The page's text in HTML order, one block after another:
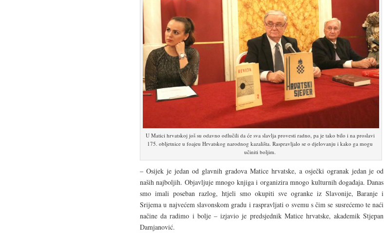
U Matici hrvatskoj još su odavno odlučili da će sva slavlja provesti radno, pa je tako bilo i na proslavi
175. obljetnice u foajeu Hrvatskog narodnog kazališta. Raspravljalo se o djelovanju i kako ga mogu
učiniti boljim.
– Osijek je jedan od glavnih gradova Matice hrvatske, a osječki ogranak jedan je od
naših najboljih. Objavljuje mnogo knjiga i organizira mnogo kulturnih događaja. Danas
smo imali poseban razlog, htjeli smo okupiti sve ogranke iz Slavonije, Baranje i
Srijema u najvećem slavonskom gradu i raspravljati o svemu s čim se susrećemo te naći
načine da radimo i bolje – izjavio je predsjednik Matice hrvatske, akademik Stjepan
Damjanović.